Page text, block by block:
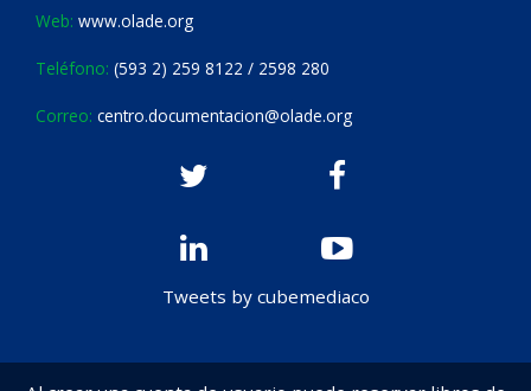
Web: www.olade.org
Teléfono: (593 2) 259 8122 / 2598 280
Correo: centro.documentacion@olade.org
Tweets by cubemediaco